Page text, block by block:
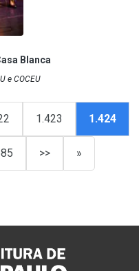
Blanca
e COCEU
1.423 1.424
>> »